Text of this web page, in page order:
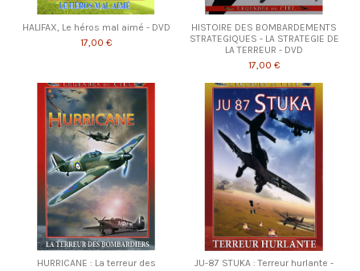
HALIFAX, Le héros mal aimé - DVD
17,00 €
HISTOIRE DES BOMBARDEMENTS
STRATEGIQUES - LA STRATEGIE DE
LA TERREUR - DVD
17,00 €
HURRICANE : La terreur des
JU-87 STUKA : Terreur hurlante -